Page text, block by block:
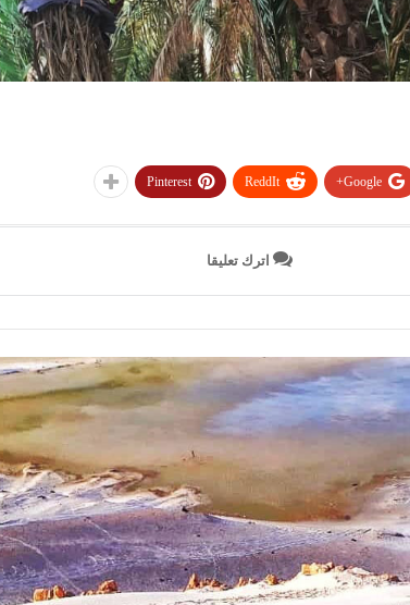
Google+
ReddIt
Pinterest
اترك تعليقا